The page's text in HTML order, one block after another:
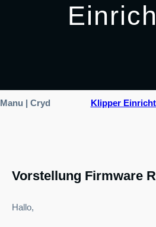
Manu | Cryd Klipper
Vorstellung Firmware
Hallo,